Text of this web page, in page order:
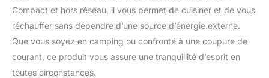
Compact et hors réseau, il vous permet de cuisiner et de vous
réchauffer sans dépendre d’une source d’énergie externe.
Que vous soyez en camping ou confronté à une coupure de
courant, ce produit vous assure une tranquillité d’esprit en
toutes circonstances.